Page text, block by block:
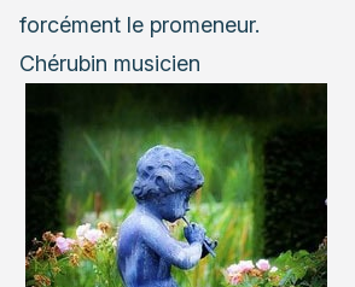
forcément le promeneur.
Chérubin musicien